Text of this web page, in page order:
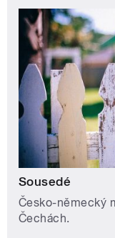
Sousedé
Česko-německý
Čechách.